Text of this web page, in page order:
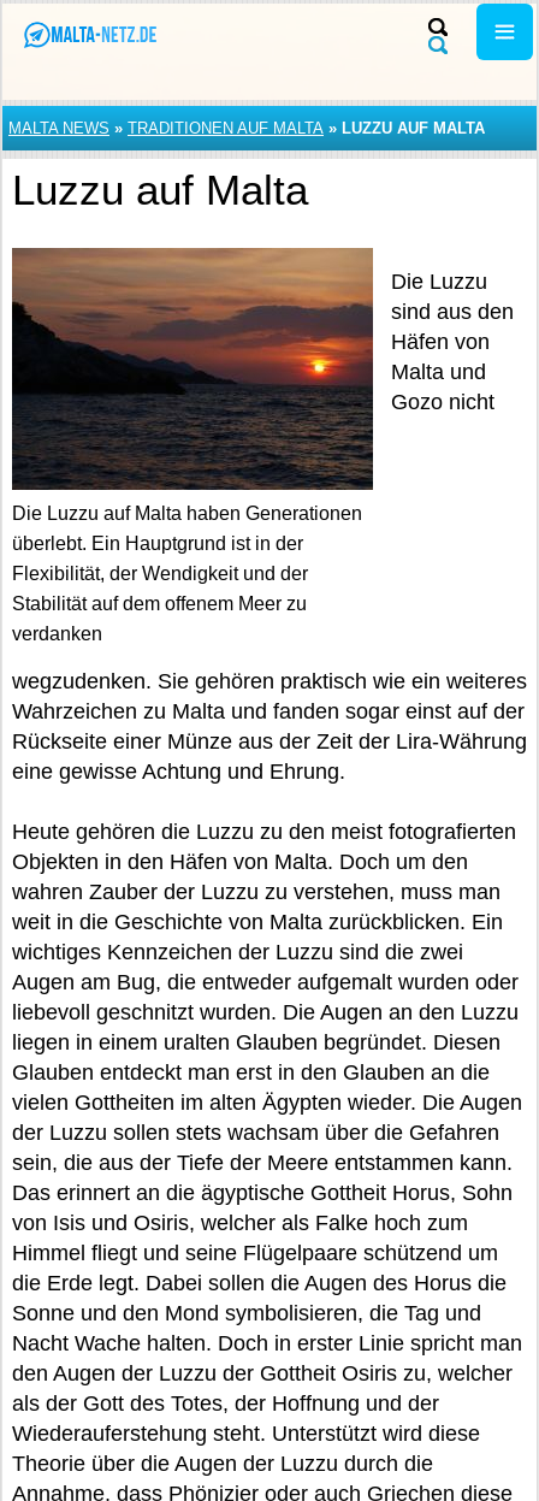
MALTA NEWS » TRADITIONEN AUF MALTA » LUZZU AUF MALTA
Luzzu auf Malta
Die Luzzu auf Malta haben Generationen
überlebt. Ein Hauptgrund ist in der
Flexibilität, der Wendigkeit und der
Stabilität auf dem offenem Meer zu
verdanken
Die Luzzu
sind aus den
Häfen von
Malta und
Gozo nicht
wegzudenken. Sie gehören praktisch wie ein weiteres
Wahrzeichen zu Malta und fanden sogar einst auf der
Rückseite einer Münze aus der Zeit der Lira-Währung
eine gewisse Achtung und Ehrung.
Heute gehören die Luzzu zu den meist fotografierten
Objekten in den Häfen von Malta. Doch um den
wahren Zauber der Luzzu zu verstehen, muss man
weit in die Geschichte von Malta zurückblicken. Ein
wichtiges Kennzeichen der Luzzu sind die zwei
Augen am Bug, die entweder aufgemalt wurden oder
liebevoll geschnitzt wurden. Die Augen an den Luzzu
liegen in einem uralten Glauben begründet. Diesen
Glauben entdeckt man erst in den Glauben an die
vielen Gottheiten im alten Ägypten wieder. Die Augen
der Luzzu sollen stets wachsam über die Gefahren
sein, die aus der Tiefe der Meere entstammen kann.
Das erinnert an die ägyptische Gottheit Horus, Sohn
von Isis und Osiris, welcher als Falke hoch zum
Himmel fliegt und seine Flügelpaare schützend um
die Erde legt. Dabei sollen die Augen des Horus die
Sonne und den Mond symbolisieren, die Tag und
Nacht Wache halten. Doch in erster Linie spricht man
den Augen der Luzzu der Gottheit Osiris zu, welcher
als der Gott des Totes, der Hoffnung und der
Wiederauferstehung steht. Unterstützt wird diese
Theorie über die Augen der Luzzu durch die
Annahme, dass Phönizier oder auch Griechen diese